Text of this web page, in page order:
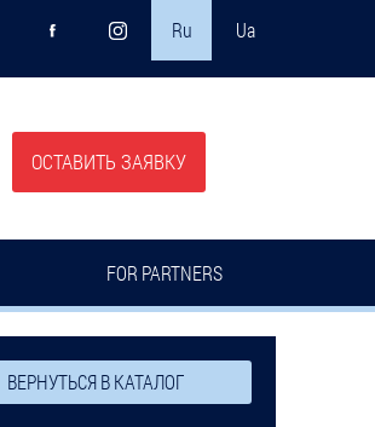
Ru Ua
ОСТАВИТЬ ЗАЯВКУ
FOR PARTNERS
ВЕРНУТЬСЯ В КАТАЛОГ